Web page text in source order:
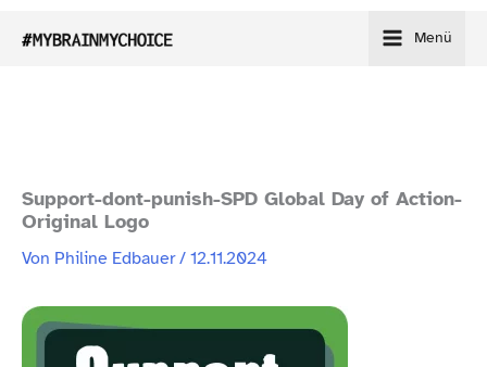
Inhalt
Menü
Support-​dont-​punish-​SPD Global Day of Action-​
Original Logo
Von Philine Edbauer/12.11.2024